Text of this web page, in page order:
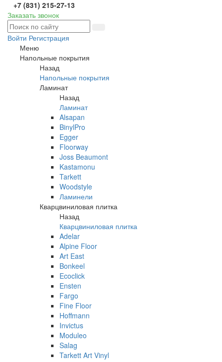
+7 (831) 215-27-13
Заказать звонок
Войти Регистрация
Меню
Напольные покрытия
Назад
Напольные покрытия
Ламинат
Назад
Ламинат
Alsapan
BinylPro
Egger
Floorway
Joss Beaumont
Kastamonu
Tarkett
Woodstyle
Ламинели
Кварцвиниловая плитка
Назад
Кварцвиниловая плитка
Adelar
Alpine Floor
Art East
Bonkeel
Ecoclick
Ensten
Fargo
Fine Floor
Hoffmann
Invictus
Moduleo
Salag
Tarkett Art Vinyl